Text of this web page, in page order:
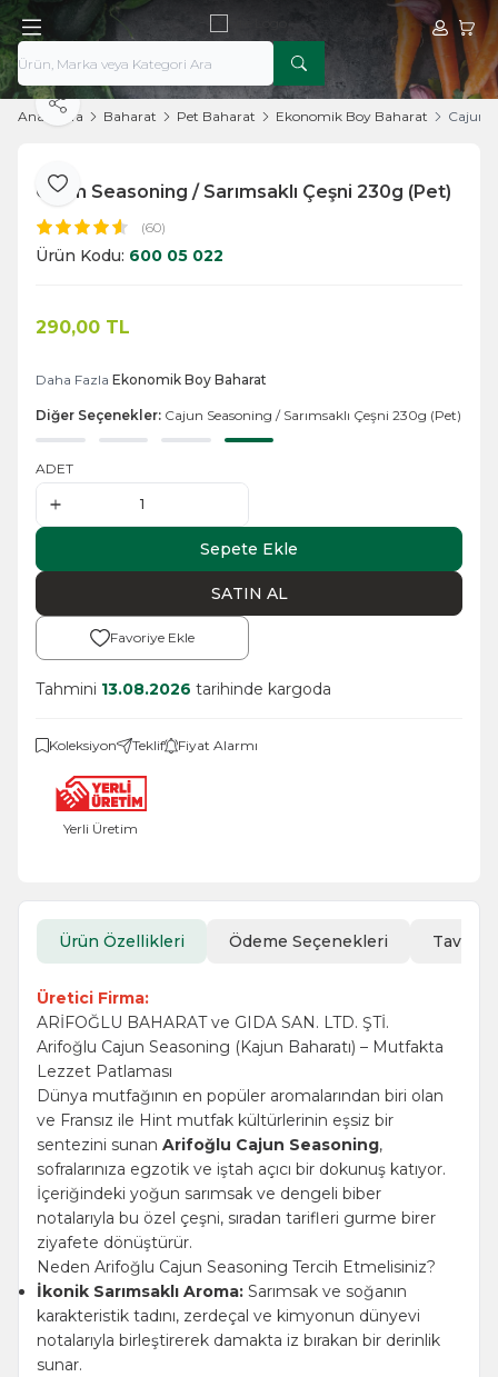
Hesabım
Ana Sayfa Baharat Pet Baharat Ekonomik Boy Baharat Cajun
Favoriye Ekle
Paylaş
Cajun Seasoning / Sarımsaklı Çeşni 230g (Pet)
(60)
Ürün Kodu: 600 05 022
290,00 TL
Daha Fazla Ekonomik Boy Baharat
Diğer Seçenekler: Cajun Seasoning / Sarımsaklı Çeşni 230g (Pet)
ADET
Sepete Ekle
SATIN AL
Favoriye Ekle
Tahmini 13.08.2026 tarihinde kargoda
Koleksiyon Teklif Fiyat Alarmı
Yerli Üretim
Ürün Özellikleri Ödeme Seçenekleri Tavsiye
Üretici Firma:
ARİFOĞLU BAHARAT ve GIDA SAN. LTD. ŞTİ.
Arifoğlu Cajun Seasoning (Kajun Baharatı) – Mutfakta
Lezzet Patlaması
Dünya mutfağının en popüler aromalarından biri olan
ve Fransız ile Hint mutfak kültürlerinin eşsiz bir
sentezini sunan Arifoğlu Cajun Seasoning,
sofralarınıza egzotik ve iştah açıcı bir dokunuş katıyor.
İçeriğindeki yoğun sarımsak ve dengeli biber
notalarıyla bu özel çeşni, sıradan tarifleri gurme birer
ziyafete dönüştürür.
Neden Arifoğlu Cajun Seasoning Tercih Etmelisiniz?
İkonik Sarımsaklı Aroma: Sarımsak ve soğanın
karakteristik tadını, zerdeçal ve kimyonun dünyevi
notalarıyla birleştirerek damakta iz bırakan bir derinlik
sunar.